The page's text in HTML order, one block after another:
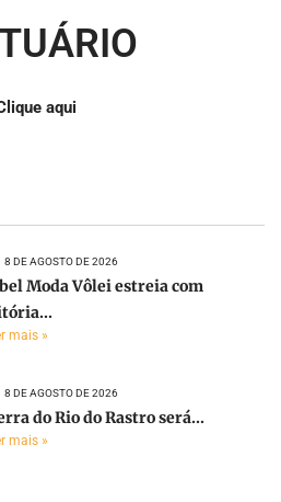
aqui
8 DE AGOSTO DE 2026
Moda Vôlei estreia com
mais »
8 DE AGOSTO DE 2026
do Rio do Rastro será...
mais »